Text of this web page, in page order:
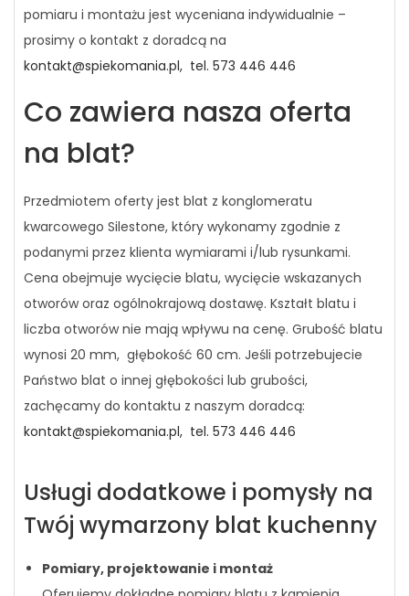
pomiaru i montażu jest wyceniana indywidualnie –
prosimy o kontakt z doradcą na
kontakt@spiekomania.pl, tel. 573 446 446
Co zawiera nasza oferta
na blat?
Przedmiotem oferty jest blat z konglomeratu
kwarcowego Silestone, który wykonamy zgodnie z
podanymi przez klienta wymiarami i/lub rysunkami.
Cena obejmuje wycięcie blatu, wycięcie wskazanych
otworów oraz ogólnokrajową dostawę. Kształt blatu i
liczba otworów nie mają wpływu na cenę. Grubość blatu
wynosi 20 mm, głębokość 60 cm. Jeśli potrzebujecie
Państwo blat o innej głębokości lub grubości,
zachęcamy do kontaktu z naszym doradcą:
kontakt@spiekomania.pl, tel. 573 446 446
Usługi dodatkowe i pomysły na
Twój wymarzony blat kuchenny
Pomiary, projektowanie i montaż